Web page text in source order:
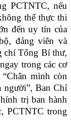
PCTNTC, nếu
thể thực thi
đến uy tín của
đảng viên và
chí Tổng Bí thư,
trong các cơ
mình còn
người”, Ban Chỉ
trị ban hành
PCTNTC trong